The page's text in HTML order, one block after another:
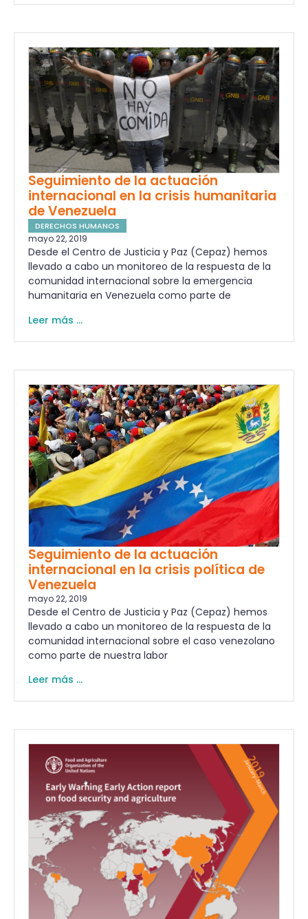
Seguimiento de la actuación
internacional en la crisis humanitaria
de Venezuela
DERECHOS HUMANOS
mayo 22, 2019
Desde el Centro de Justicia y Paz (Cepaz) hemos
llevado a cabo un monitoreo de la respuesta de la
comunidad internacional sobre la emergencia
humanitaria en Venezuela como parte de
Leer más ...
Seguimiento de la actuación
internacional en la crisis política de
Venezuela
mayo 22, 2019
Desde el Centro de Justicia y Paz (Cepaz) hemos
llevado a cabo un monitoreo de la respuesta de la
comunidad internacional sobre el caso venezolano
como parte de nuestra labor
Leer más ...